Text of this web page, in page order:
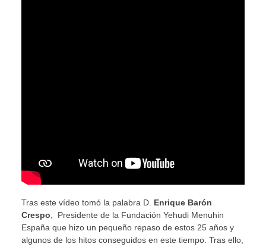
Tras este vídeo tomó la palabra D. Enrique Barón
Crespo , Presidente de la Fundación Yehudi Menuhin
España que hizo un pequeño repaso de estos 25 años y
algunos de los hitos conseguidos en este tiempo. Tras ello,